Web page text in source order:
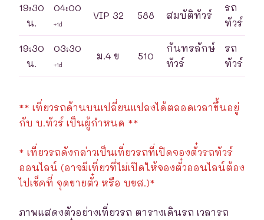
19:30
น.
04:00
+1d
VIP 32 588 สมบัติทัวร์
รถ
ทัวร์
19:30
น.
03:30
+1d
ม.4 ข 510
กันทรลักษ์
ทัวร์
รถ
ทัวร์
** เที่ยวรถด้านบนเปลี่ยนแปลงได้ตลอดเวลาขึ้นอยู่
กับ บ.ทัวร์ เป็นผู้กำหนด **
* เที่ยวรถดังกล่าวเป็นเที่ยวรถที่เปิดจองตั๋วรถทัวร์
ออนไลน์ (อาจมีเที่ยวที่ไม่เปิดให้จองตั๋วออนไลน์ต้อง
ไปเช็คที่ จุดขายตั๋ว หรือ บขส.)*
ภาพแสดงตัวอย่างเที่ยวรถ ตารางเดินรถ เวลารถ